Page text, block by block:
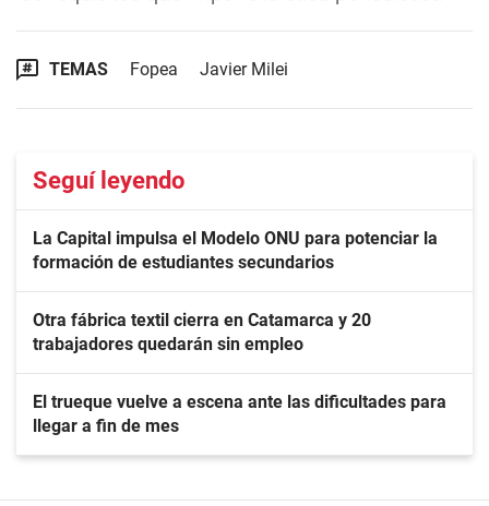
TEMAS Fopea Javier Milei
Seguí leyendo
La Capital impulsa el Modelo ONU para potenciar la
formación de estudiantes secundarios
Otra fábrica textil cierra en Catamarca y 20
trabajadores quedarán sin empleo
El trueque vuelve a escena ante las dificultades para
llegar a fin de mes